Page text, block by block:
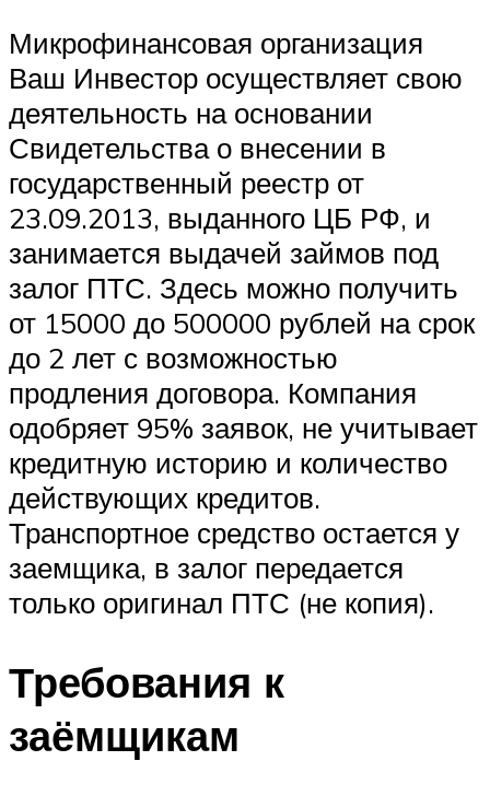
Микрофинансовая организация
Ваш Инвестор осуществляет свою
деятельность на основании
Свидетельства о внесении в
государственный реестр от
23.09.2013, выданного ЦБ РФ, и
занимается выдачей займов под
залог ПТС. Здесь можно получить
от 15000 до 500000 рублей на срок
до 2 лет с возможностью
продления договора. Компания
одобряет 95% заявок, не учитывает
кредитную историю и количество
действующих кредитов.
Транспортное средство остается у
заемщика, в залог передается
только оригинал ПТС (не копия).
Требования к
заёмщикам